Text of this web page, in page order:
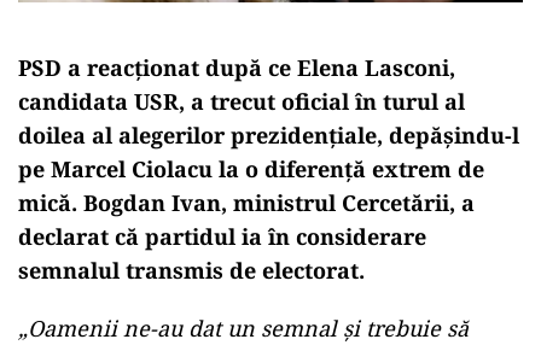
PSD a reacționat după ce Elena Lasconi,
candidata USR, a trecut oficial în turul al
doilea al alegerilor prezidențiale, depășindu-l
pe Marcel Ciolacu la o diferență extrem de
mică. Bogdan Ivan, ministrul Cercetării, a
declarat că partidul ia în considerare
semnalul transmis de electorat.
„Oamenii ne-au dat un semnal și trebuie să